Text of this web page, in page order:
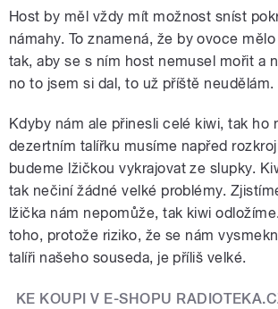
Host by měl vždy mít možnost sníst
námahy. To znamená, že by ovoce
tak, aby se s ním host nemusel mořit a
no to jsem si dal, to už příště neudělám.
Kdyby nám ale přinesli celé kiwi, tak ho
dezertním talířku musíme napřed
budeme lžičkou vykrajovat ze slupky.
tak nečiní žádné velké problémy.
lžička nám nepomůže, tak kiwi
toho, protože riziko, že se nám
talíři našeho souseda, je příliš velké.
KE KOUPI V E-SHOPU